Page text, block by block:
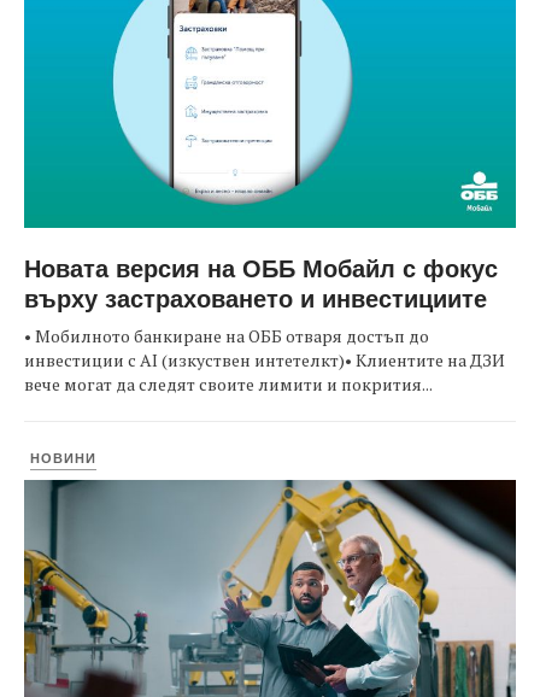
Новата версия на ОББ Мобайл с фокус
върху застраховането и инвестициите
• Мобилното банкиране на ОББ отваря достъп до
инвестиции с AI (изкуствен интетелкт)• Клиентите на ДЗИ
вече могат да следят своите лимити и покрития...
НОВИНИ